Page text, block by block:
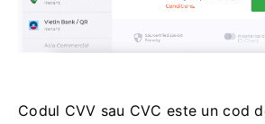
Codul CVV sau СVС este un cod